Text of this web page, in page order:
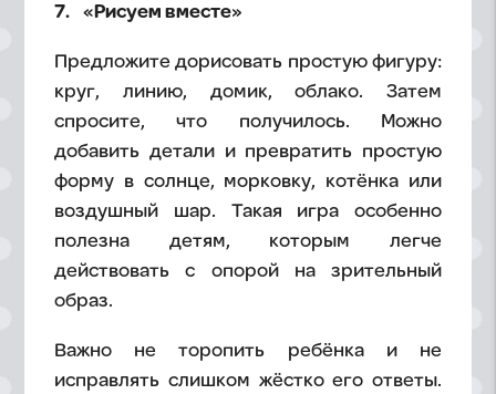
7. «Рисуем вместе»
Предложите дорисовать простую фигуру:
круг, линию, домик, облако. Затем
спросите, что получилось. Можно
добавить детали и превратить простую
форму в солнце, морковку, котёнка или
воздушный шар. Такая игра особенно
полезна детям, которым легче
действовать с опорой на зрительный
образ.
Важно не торопить ребёнка и не
исправлять слишком жёстко его ответы.